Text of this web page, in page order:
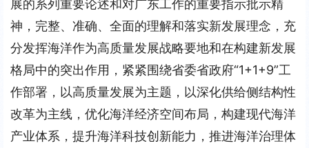
展的系列重要论述和对广东工作的重要指示批示精
神，完整、准确、全面的理解和落实新发展理念，充
分发挥海洋作为高质量发展战略要地和在构建新发展
格局中的突出作用，紧紧围绕省委省政府“1+1+9”工
作部署，以高质量发展为主题，以深化供给侧结构性
改革为主线，优化海洋经济空间布局，构建现代海洋
产业体系，提升海洋科技创新能力，推进海洋治理体